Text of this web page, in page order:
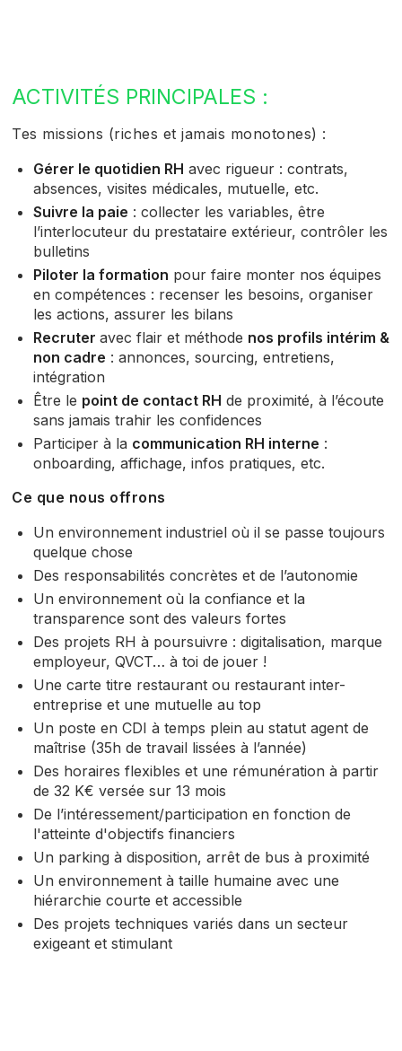
ACTIVITÉS PRINCIPALES :
Tes missions (riches et jamais monotones) :
Gérer le quotidien RH avec rigueur : contrats,
absences, visites médicales, mutuelle, etc.
Suivre la paie : collecter les variables, être
l’interlocuteur du prestataire extérieur, contrôler les
bulletins
Piloter la formation pour faire monter nos équipes
en compétences : recenser les besoins, organiser
les actions, assurer les bilans
Recruteravec flair et méthode nos profils intérim &
non cadre : annonces, sourcing, entretiens,
intégration
Être le point de contact RH de proximité, à l’écoute
sans jamais trahir les confidences
Participer à la communication RH interne :
onboarding, affichage, infos pratiques, etc.
Ce que nous offrons
Un environnement industriel où il se passe toujours
quelque chose
Des responsabilités concrètes et de l’autonomie
Un environnement où la confiance et la
transparence sont des valeurs fortes
Des projets RH à poursuivre : digitalisation, marque
employeur, QVCT… à toi de jouer !
Une carte titre restaurant ou restaurant inter-
entreprise et une mutuelle au top
Un poste en CDI à temps plein au statut agent de
maîtrise (35h de travail lissées à l’année)
Des horaires flexibles et une rémunération à partir
de 32 K€ versée sur 13 mois
De l’intéressement/participation en fonction de
l'atteinte d'objectifs financiers
Un parking à disposition, arrêt de bus à proximité
Un environnement à taille humaine avec une
hiérarchie courte et accessible
Des projets techniques variés dans un secteur
exigeant et stimulant